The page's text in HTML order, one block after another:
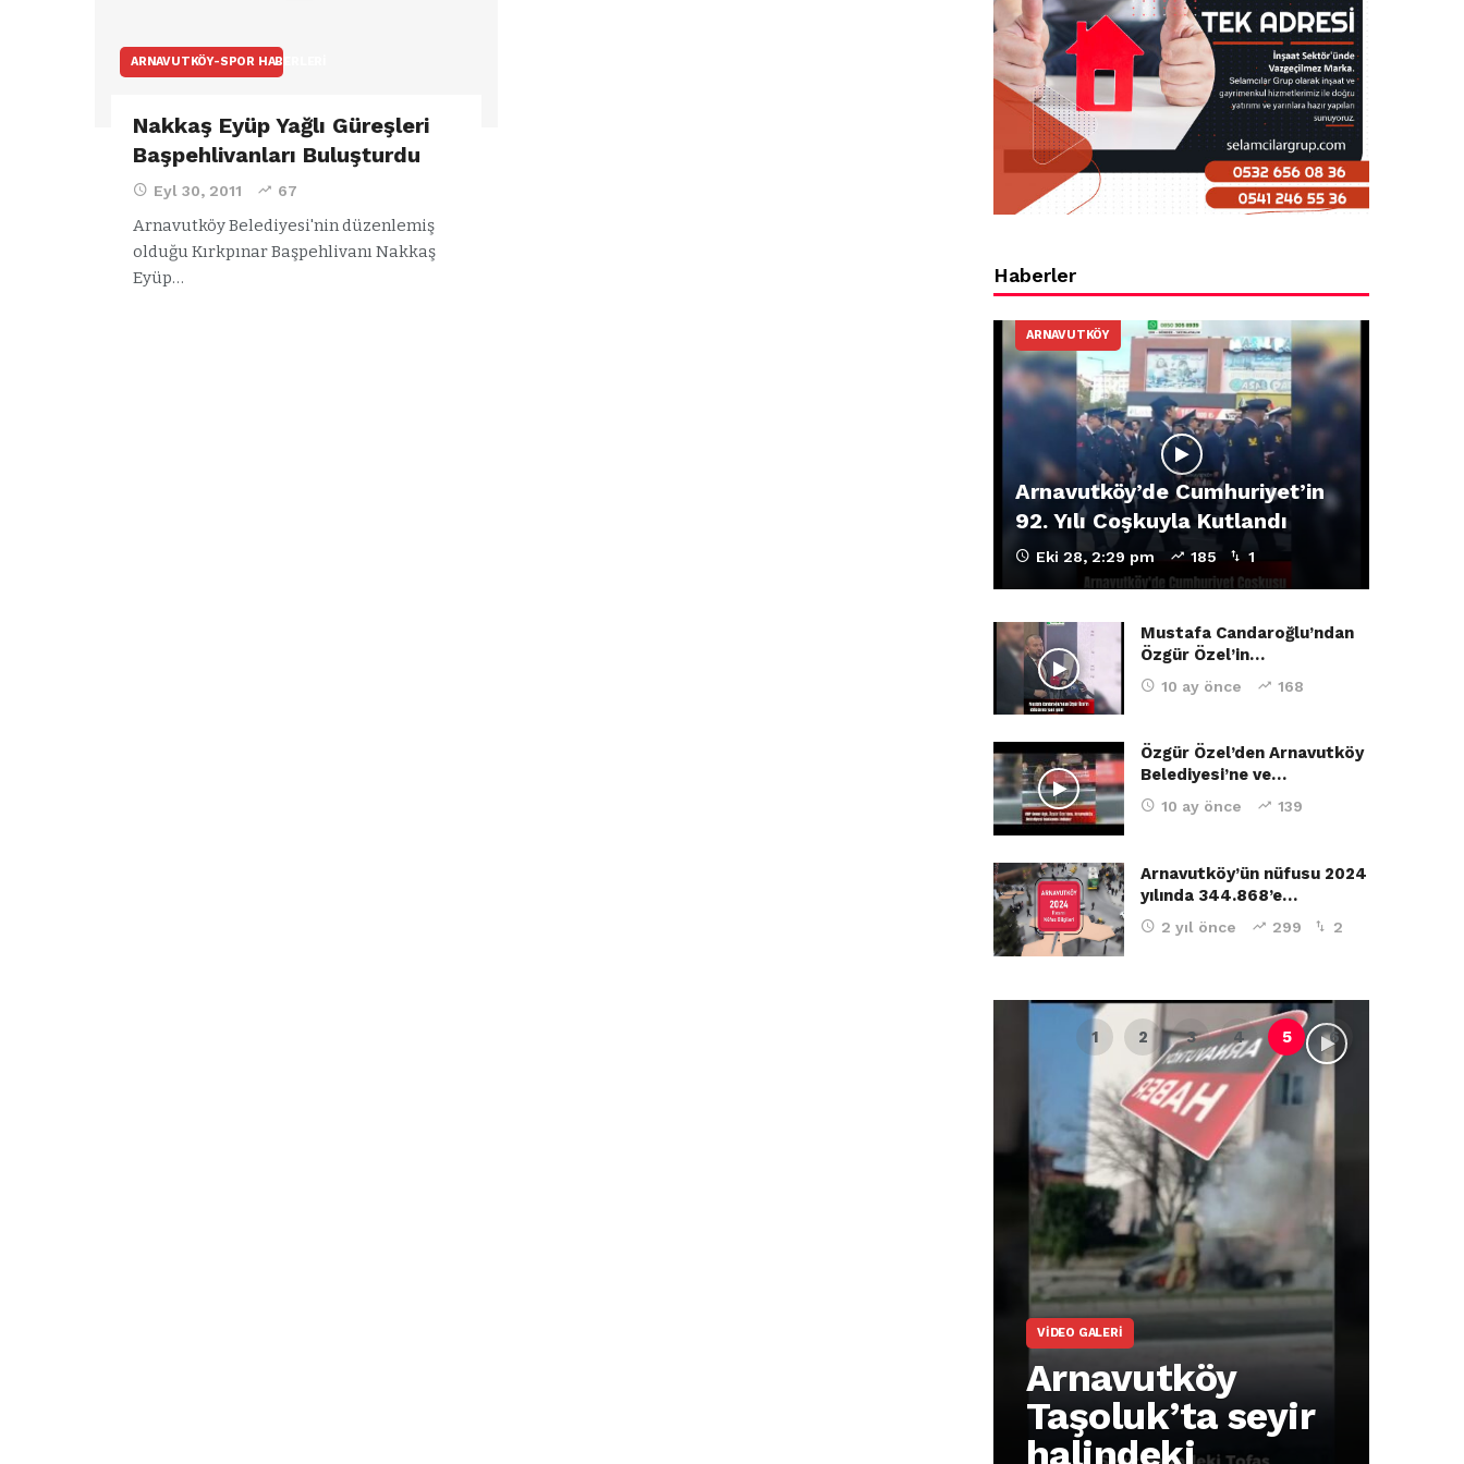
ARNAVUTKÖY-SPOR HABERLERI
Nakkaş Eyüp Yağlı Güreşleri
Başpehlivanları Buluşturdu
Eyl 30, 2011 67
Arnavutköy Belediyesi'nin düzenlemiş
olduğu Kırkpınar Başpehlivanı Nakkaş
Eyüp…
Haberler
ARNAVUTKÖY
Arnavutköy’de Cumhuriyet’in
92. Yılı Coşkuyla Kutlandı
Eki 28, 2:29 pm 185 1
Mustafa Candaroğlu’ndan
Özgür Özel’in…
10 ay önce 168
Özgür Özel’den Arnavutköy
Belediyesi’ne ve…
10 ay önce 139
Arnavutköy’ün nüfusu 2024
yılında 344.868’e…
2 yıl önce 299 2
VIDEO GALERI
Arnavutköy
Taşoluk’ta seyir
halindeki